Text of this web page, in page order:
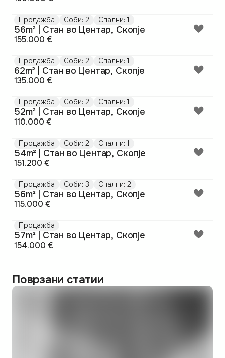
Продажба Соби: 2 Спални: 1
56m² | Стан во Центар, Скопје
155.000 €
Продажба Соби: 2 Спални: 1
62m² | Стан во Центар, Скопје
135.000 €
Продажба Соби: 2 Спални: 1
52m² | Стан во Центар, Скопје
110.000 €
Продажба Соби: 2 Спални: 1
54m² | Стан во Центар, Скопје
151.200 €
Продажба Соби: 3 Спални: 2
56m² | Стан во Центар, Скопје
115.000 €
Продажба
57m² | Стан во Центар, Скопје
154.000 €
Поврзани статии